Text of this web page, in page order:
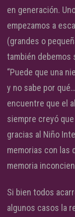
en generación.
empezamos a
(grandes o
también debemos
“Puede que una
y no sabe por
encuentre que el
siempre creyó
gracias al Niño
memorias con las
memoria
Si bien todos
algunos casos la